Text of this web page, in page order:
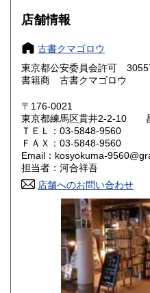
愛知県
滋賀県
大阪府 970円
奈良県
鳥取県 1,000円
岡山県
山口県
1,000円
1,000円
1,000円
店舗情報
古書クマゴロウ
東京都公安委員会許可
書籍商 古書クマゴロウ
〒176-0021
東京都練馬区貫井2-2-10
ＴＥＬ：03-5848-9560
ＦＡＸ：03-5848-9560
Email：kosyokuma-
担当者：河合祥吾
店舗へのお問い合わせ